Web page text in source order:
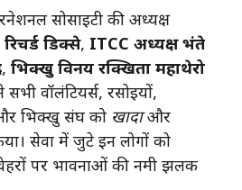
सोसाइटी की अध्यक्ष
रिचर्ड डिक्से, ITCC अध्यक्ष भंते
, भिक्खु विनय रक्खिता महाथेरो
वॉलंटियर्स, रसोइयों,
भिक्खु संघ को खादाऔर
सेवा में जुटे इन लोगों को
पर भावनाओं की नमी झलक